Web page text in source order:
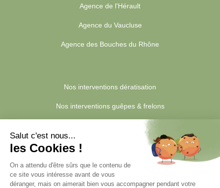
Agence de l'Hérault
Agence du Vaucluse
Agence des Bouches du Rhône
Nos interventions dératisation
Nos interventions guêpes & frelons
Nos interventions blattes & cafards
Nos interventions punaises de lit